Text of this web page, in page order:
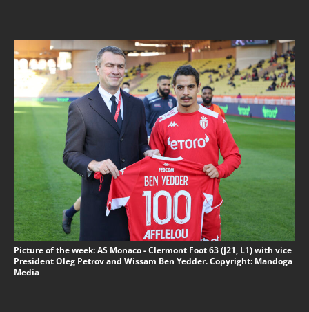
Picture of the week: AS Monaco - Clermont Foot 63 (J21, L1) with vice
President Oleg Petrov and Wissam Ben Yedder. Copyright: Mandoga
Media